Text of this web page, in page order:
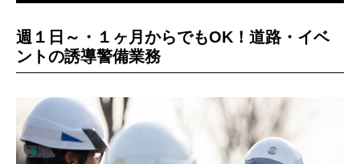
週１日～・１ヶ月からでもOK！道路・イベ
ントの誘導警備業務